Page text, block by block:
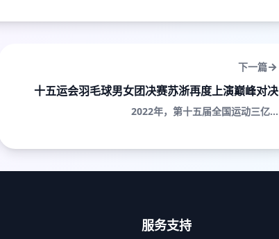
下一篇
十五运会羽毛球男女团决赛苏浙再度上演巅峰对决
2022年，第十五届全国运动三亿...
服务支持